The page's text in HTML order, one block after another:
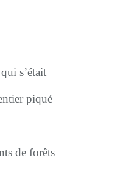
s’était
piqué
de forêts